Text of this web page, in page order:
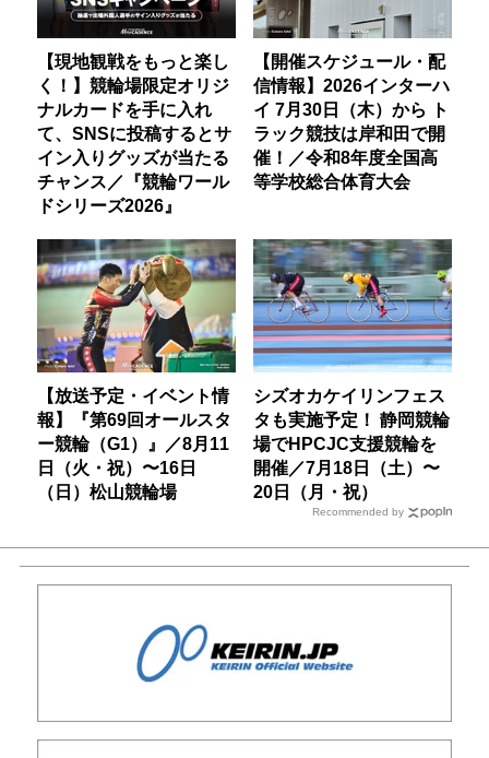
【現地観戦をもっと楽し
く！】競輪場限定オリジ
ナルカードを手に入れ
て、SNSに投稿するとサ
イン入りグッズが当たる
チャンス／『競輪ワール
ドシリーズ2026』
【開催スケジュール・配
信情報】2026インターハ
イ 7月30日（木）から ト
ラック競技は岸和田で開
催！／令和8年度全国高
等学校総合体育大会
【放送予定・イベント情
報】『第69回オールスタ
ー競輪（G1）』／8月11
日（火・祝）〜16日
（日）松山競輪場
シズオカケイリンフェス
タも実施予定！ 静岡競輪
場でHPCJC支援競輪を
開催／7月18日（土）〜
20日（月・祝）
Recommended by